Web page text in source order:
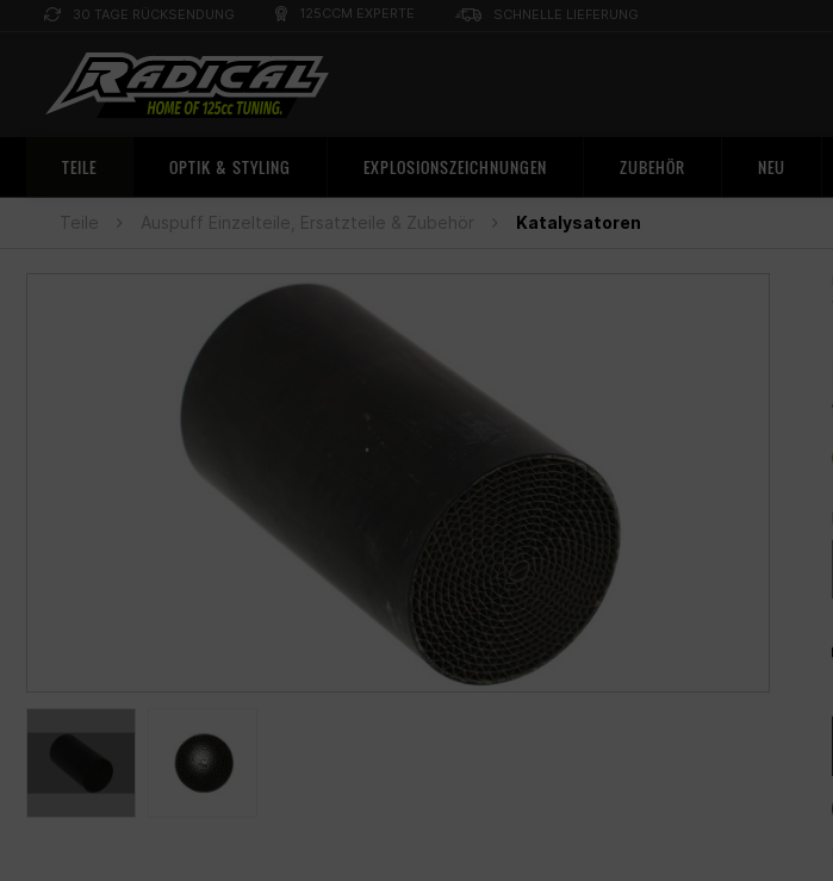
30 TAGE RÜCKSENDUNG 125CCM EXPERTE SCHNELLE LIEFERUNG
TEILE OPTIK & STYLING EXPLOSIONSZEICHNUNGEN ZUBEHÖR NEU
Teile Auspuff Einzelteile, Ersatzteile & Zubehör Katalysatoren